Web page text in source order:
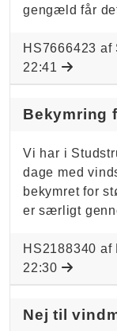
gengæld får
HS7666423 af
22:41
Bekymring
Vi har i
dage med
bekymret for
er særligt
HS2188340 af
22:30
Nej til